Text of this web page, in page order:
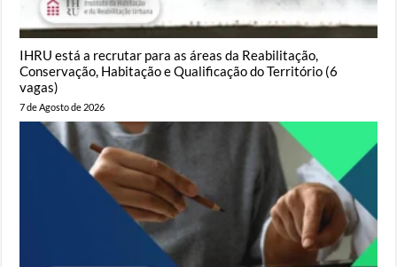
IHRU está a recrutar para as áreas da Reabilitação,
Conservação, Habitação e Qualificação do Território (6
vagas)
7 de Agosto de 2026